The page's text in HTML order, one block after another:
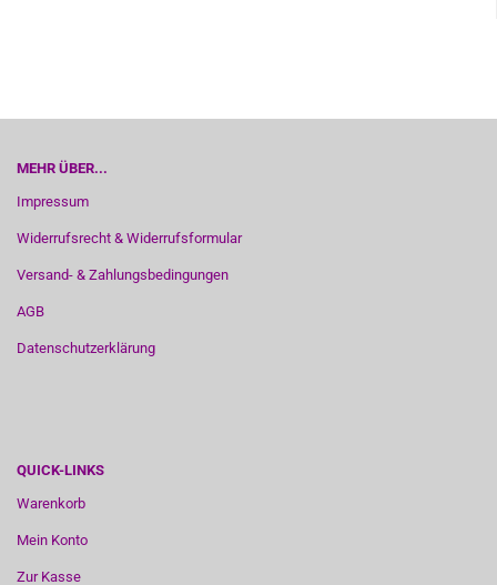
MEHR ÜBER...
Impressum
Widerrufsrecht & Widerrufsformular
Versand- & Zahlungsbedingungen
AGB
Datenschutzerklärung
QUICK-LINKS
Warenkorb
Mein Konto
Zur Kasse